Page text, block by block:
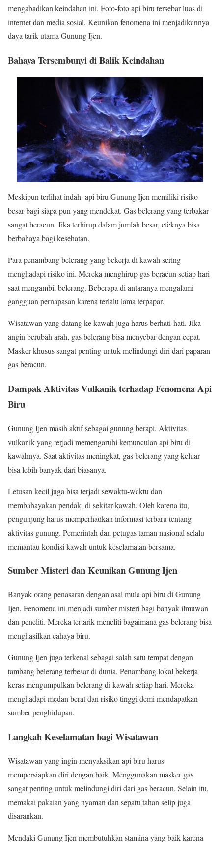
mengabadikan keindahan ini. Foto-foto api biru tersebar luas di
internet dan media sosial. Keunikan fenomena ini menjadikannya
daya tarik utama Gunung Ijen.
Bahaya Tersembunyi di Balik Keindahan
Meskipun terlihat indah, api biru Gunung Ijen memiliki risiko
besar bagi siapa pun yang mendekat. Gas belerang yang terbakar
sangat beracun. Jika terhirup dalam jumlah besar, efeknya bisa
berbahaya bagi kesehatan.
Para penambang belerang yang bekerja di kawah sering
menghadapi risiko ini. Mereka menghirup gas beracun setiap hari
saat mengambil belerang. Beberapa di antaranya mengalami
gangguan pernapasan karena terlalu lama terpapar.
Wisatawan yang datang ke kawah juga harus berhati-hati. Jika
angin berubah arah, gas belerang bisa menyebar dengan cepat.
Masker khusus sangat penting untuk melindungi diri dari paparan
gas beracun.
Dampak Aktivitas Vulkanik terhadap Fenomena Api
Biru
Gunung Ijen masih aktif sebagai gunung berapi. Aktivitas
vulkanik yang terjadi memengaruhi kemunculan api biru di
kawahnya. Saat aktivitas meningkat, gas belerang yang keluar
bisa lebih banyak dari biasanya.
Letusan kecil juga bisa terjadi sewaktu-waktu dan
membahayakan pendaki di sekitar kawah. Oleh karena itu,
pengunjung harus memperhatikan informasi terbaru tentang
aktivitas gunung. Pemerintah dan petugas taman nasional selalu
memantau kondisi kawah untuk keselamatan bersama.
Sumber Misteri dan Keunikan Gunung Ijen
Banyak orang penasaran dengan asal mula api biru di Gunung
Ijen. Fenomena ini menjadi sumber misteri bagi banyak ilmuwan
dan peneliti. Mereka tertarik meneliti bagaimana gas belerang bisa
menghasilkan cahaya biru.
Gunung Ijen juga terkenal sebagai salah satu tempat dengan
tambang belerang terbesar di dunia. Penambang lokal bekerja
keras mengumpulkan belerang di kawah setiap hari. Mereka
menghadapi medan berat dan risiko tinggi demi mendapatkan
sumber penghidupan.
Langkah Keselamatan bagi Wisatawan
Wisatawan yang ingin menyaksikan api biru harus
mempersiapkan diri dengan baik. Menggunakan masker gas
sangat penting untuk melindungi diri dari gas beracun. Selain itu,
memakai pakaian yang nyaman dan sepatu tahan selip juga
disarankan.
Mendaki Gunung Ijen membutuhkan stamina yang baik karena